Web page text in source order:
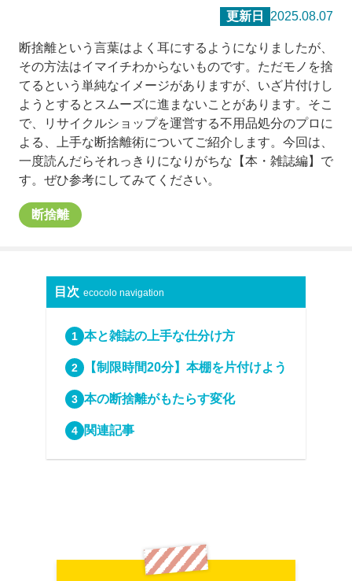
更新日 2025.08.07
断捨離という言葉はよく耳にするようになりましたが、
その方法はイマイチわからないものです。ただモノを捨
てるという単純なイメージがありますが、いざ片付けし
ようとするとスムーズに進まないことがあります。そこ
で、リサイクルショップを運営する不用品処分のプロに
よる、上手な断捨離術についてご紹介します。今回は、
一度読んだらそれっきりになりがちな【本・雑誌編】で
す。ぜひ参考にしてみてください。
断捨離
目次 ecocolo navigation
本と雑誌の上手な仕分け方
【制限時間20分】本棚を片付けよう
本の断捨離がもたらす変化
関連記事